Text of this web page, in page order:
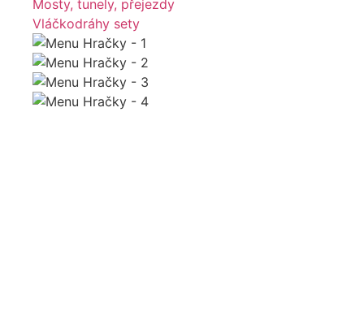
Mosty, tunely, přejezdy
Vláčkodráhy sety